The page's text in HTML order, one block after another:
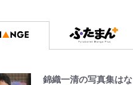
興奮！｢最後の1枚まで
の壮大なフリ｣｢知念く
んのことどんだけ好き
錦織一清の写真集はな